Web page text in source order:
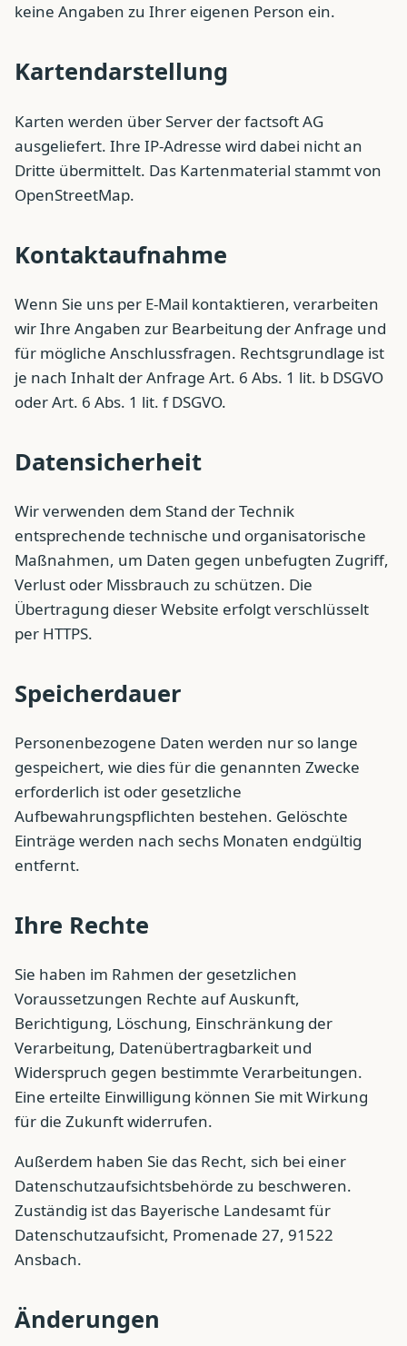
keine Angaben zu Ihrer eigenen Person ein.
Kartendarstellung
Karten werden über Server der factsoft AG
ausgeliefert. Ihre IP-Adresse wird dabei nicht an
Dritte übermittelt. Das Kartenmaterial stammt von
OpenStreetMap.
Kontaktaufnahme
Wenn Sie uns per E-Mail kontaktieren, verarbeiten
wir Ihre Angaben zur Bearbeitung der Anfrage und
für mögliche Anschlussfragen. Rechtsgrundlage ist
je nach Inhalt der Anfrage Art. 6 Abs. 1 lit. b DSGVO
oder Art. 6 Abs. 1 lit. f DSGVO.
Datensicherheit
Wir verwenden dem Stand der Technik
entsprechende technische und organisatorische
Maßnahmen, um Daten gegen unbefugten Zugriff,
Verlust oder Missbrauch zu schützen. Die
Übertragung dieser Website erfolgt verschlüsselt
per HTTPS.
Speicherdauer
Personenbezogene Daten werden nur so lange
gespeichert, wie dies für die genannten Zwecke
erforderlich ist oder gesetzliche
Aufbewahrungspflichten bestehen. Gelöschte
Einträge werden nach sechs Monaten endgültig
entfernt.
Ihre Rechte
Sie haben im Rahmen der gesetzlichen
Voraussetzungen Rechte auf Auskunft,
Berichtigung, Löschung, Einschränkung der
Verarbeitung, Datenübertragbarkeit und
Widerspruch gegen bestimmte Verarbeitungen.
Eine erteilte Einwilligung können Sie mit Wirkung
für die Zukunft widerrufen.
Außerdem haben Sie das Recht, sich bei einer
Datenschutzaufsichtsbehörde zu beschweren.
Zuständig ist das Bayerische Landesamt für
Datenschutzaufsicht, Promenade 27, 91522
Ansbach.
Änderungen